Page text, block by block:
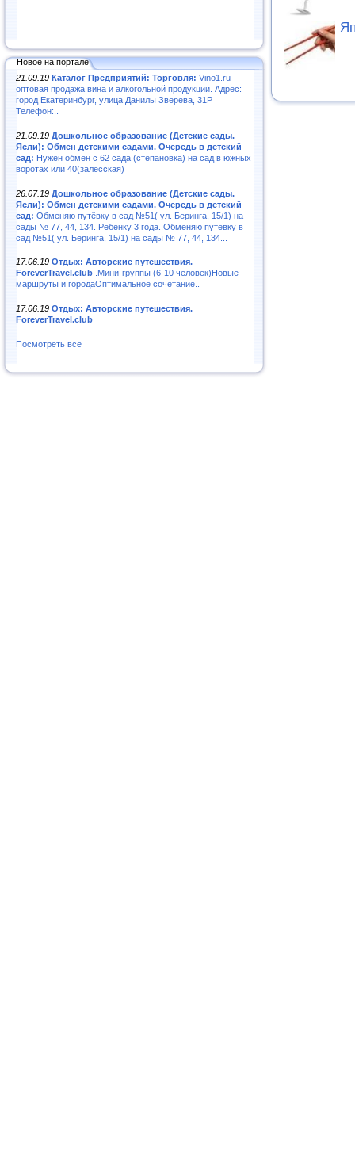
Новое на портале
21.09.19 Каталог Предприятий: Торговля: Vino1.ru -
оптовая продажа вина и алкогольной продукции. Адрес:
город Екатеринбург, улица Данилы Зверева, 31Р
Телефон:..
21.09.19 Дошкольное образование (Детские сады.
Ясли): Обмен детскими садами. Очередь в детский
сад: Нужен обмен с 62 сада (степановка) на сад в южных
воротах или 40(залесская)
26.07.19 Дошкольное образование (Детские сады.
Ясли): Обмен детскими садами. Очередь в детский
сад: Обменяю путёвку в сад №51( ул. Беринга, 15/1) на
сады № 77, 44, 134. Ребёнку 3 года..Обменяю путёвку в
сад №51( ул. Беринга, 15/1) на сады № 77, 44, 134...
17.06.19 Отдых: Авторские путешествия.
ForeverTravel.club .Мини-группы (6-10 человек)Новые
маршруты и городаОптимальное сочетание..
17.06.19 Отдых: Авторские путешествия.
ForeverTravel.club
Посмотреть все